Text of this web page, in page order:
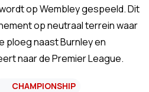
op Wembley gespeeld. Dit
op neutraal terrein waar
ploeg naast Burnley en
naar de Premier League.
CHAMPIONSHIP